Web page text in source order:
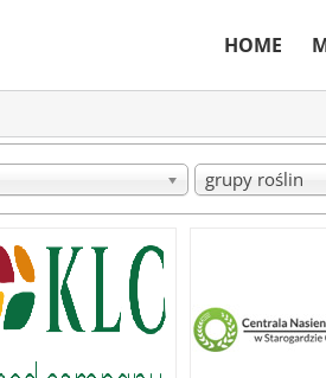
HOME
grupy roślin